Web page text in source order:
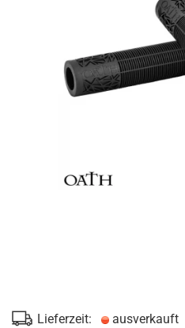
Lieferzeit: ausverkauft